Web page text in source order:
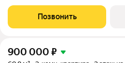
архитектура с панорамным остеклением с
территория с круглосуточной
Позвонить
900 000 ₽